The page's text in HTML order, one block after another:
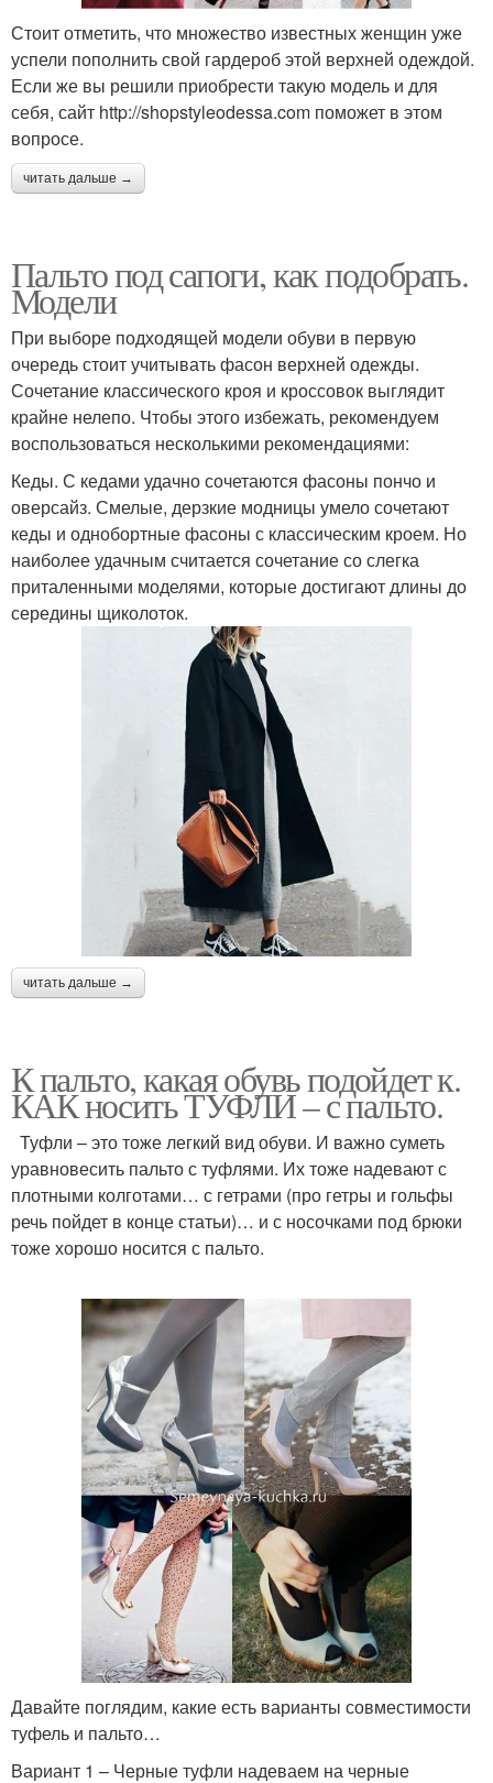
Стоит отметить, что множество известных женщин уже
успели пополнить свой гардероб этой верхней одеждой.
Если же вы решили приобрести такую модель и для
себя, сайт http://shopstyleodessa.com поможет в этом
вопросе.
читать дальше →
Пальто под сапоги, как подобрать.
Модели
При выборе подходящей модели обуви в первую
очередь стоит учитывать фасон верхней одежды.
Сочетание классического кроя и кроссовок выглядит
крайне нелепо. Чтобы этого избежать, рекомендуем
воспользоваться несколькими рекомендациями:
Кеды. С кедами удачно сочетаются фасоны пончо и
оверсайз. Смелые, дерзкие модницы умело сочетают
кеды и однобортные фасоны с классическим кроем. Но
наиболее удачным считается сочетание со слегка
приталенными моделями, которые достигают длины до
середины щиколоток.
читать дальше →
К пальто, какая обувь подойдет к.
КАК носить ТУФЛИ – с пальто.
Туфли – это тоже легкий вид обуви. И важно суметь
уравновесить пальто с туфлями. Их тоже надевают с
плотными колготами… с гетрами (про гетры и гольфы
речь пойдет в конце статьи)… и с носочками под брюки
тоже хорошо носится с пальто.
Давайте поглядим, какие есть варианты совместимости
туфель и пальто…
Вариант 1 – Черные туфли надеваем на черные